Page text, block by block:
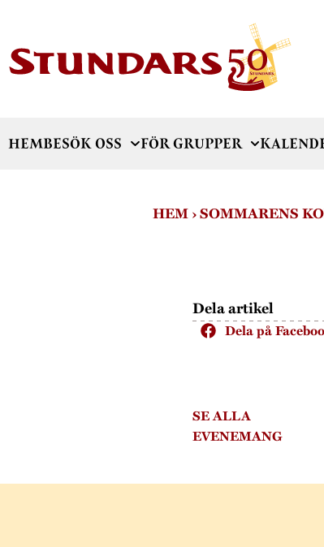
HEMBESÖK OSS FÖR GRUPPER
HEM›SOMMARENS
Dela artikel
Dela på
SE ALLA
EVENEMANG